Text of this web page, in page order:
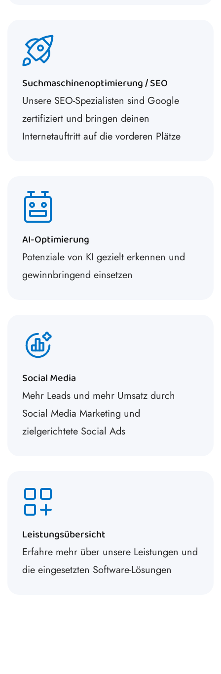
Suchmaschinenoptimierung / SEO
Unsere SEO-Spezialisten sind Google
zertifiziert und bringen deinen
Internetauftritt auf die vorderen Plätze
AI-Optimierung
Potenziale von KI gezielt erkennen und
gewinnbringend einsetzen
Social Media
Mehr Leads und mehr Umsatz durch
Social Media Marketing und
zielgerichtete Social Ads
Leistungsübersicht
Erfahre mehr über unsere Leistungen und
die eingesetzten Software-Lösungen